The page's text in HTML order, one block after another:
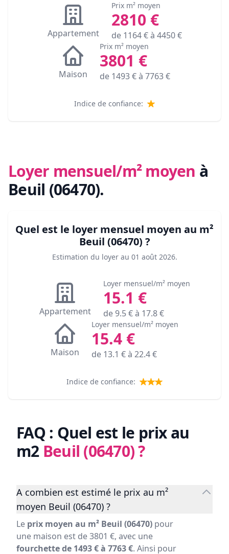
Appartement
Prix m² moyen
2810 €
de 1164€ à 4450€
Maison
Prix m² moyen
3801 €
de 1493€ à 7763€
Indice de confiance:
Loyer mensuel/m² moyen à
Beuil (06470).
Quel est le loyer mensuel moyen au m²
Beuil (06470) ?
Estimation du loyer au 01 août 2026.
Appartement
Loyer mensuel/m² moyen
15.1 €
de9.5€ à 17.8€
Maison
Loyer mensuel/m² moyen
15.4 €
de 13.1 € à 22.4€
Indice de confiance:
FAQ : Quel est le prix au
m2 Beuil (06470)?
A combien est estimé le prix au m²
moyen Beuil (06470) ?
Le prix moyen au m² Beuil (06470) pour
une maison est de 3801 €, avec une
fourchette de 1493 € à 7763 €. Ainsi pour